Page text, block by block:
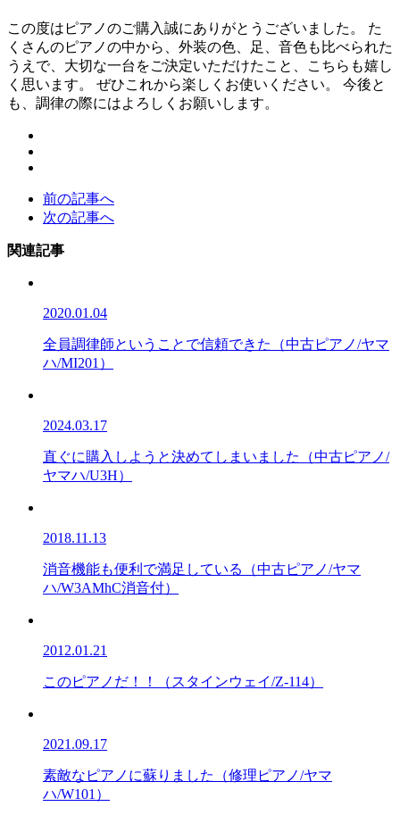
この度はピアノのご購入誠にありがとうございました。 た
くさんのピアノの中から、外装の色、足、音色も比べられた
うえで、大切な一台をご決定いただけたこと、こちらも嬉し
く思います。 ぜひこれから楽しくお使いください。 今後と
も、調律の際にはよろしくお願いします。
前の記事へ
次の記事へ
関連記事
2020.01.04
全員調律師ということで信頼できた（中古ピアノ/ヤマ
ハ/MI201）
2024.03.17
直ぐに購入しようと決めてしまいました（中古ピアノ/
ヤマハ/U3H）
2018.11.13
消音機能も便利で満足している（中古ピアノ/ヤマ
ハ/W3AMhC消音付）
2012.01.21
このピアノだ！！（スタインウェイ/Z-114）
2021.09.17
素敵なピアノに蘇りました（修理ピアノ/ヤマ
ハ/W101）